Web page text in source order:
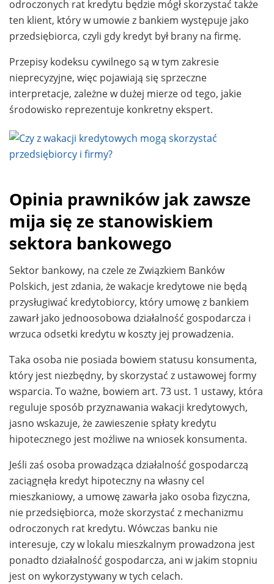
odroczonych rat kredytu będzie mógł skorzystać także
ten klient, który w umowie z bankiem występuje jako
przedsiębiorca, czyli gdy kredyt był brany na firmę.
Przepisy kodeksu cywilnego są w tym zakresie
nieprecyzyjne, więc pojawiają się sprzeczne
interpretacje, zależne w dużej mierze od tego, jakie
środowisko reprezentuje konkretny ekspert.
Opinia prawników jak zawsze
mija się ze stanowiskiem
sektora bankowego
Sektor bankowy, na czele ze Związkiem Banków
Polskich, jest zdania, że wakacje kredytowe nie będą
przysługiwać kredytobiorcy, który umowę z bankiem
zawarł jako jednoosobowa działalność gospodarcza i
wrzuca odsetki kredytu w koszty jej prowadzenia.
Taka osoba nie posiada bowiem statusu konsumenta,
który jest niezbędny, by skorzystać z ustawowej formy
wsparcia. To ważne, bowiem art. 73 ust. 1 ustawy, która
reguluje sposób przyznawania wakacji kredytowych,
jasno wskazuje, że zawieszenie spłaty kredytu
hipotecznego jest możliwe na wniosek konsumenta.
Jeśli zaś osoba prowadząca działalność gospodarczą
zaciągnęła kredyt hipoteczny na własny cel
mieszkaniowy, a umowę zawarła jako osoba fizyczna,
nie przedsiębiorca, może skorzystać z mechanizmu
odroczonych rat kredytu. Wówczas banku nie
interesuje, czy w lokalu mieszkalnym prowadzona jest
ponadto działalność gospodarcza, ani w jakim stopniu
jest on wykorzystywany w tych celach.